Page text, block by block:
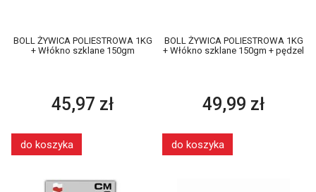
BOLL ŻYWICA POLIESTROWA 1KG
+ Włókno szklane 150gm
45,97 zł
do koszyka
BOLL ŻYWICA POLIESTROWA 1KG
+ Włókno szklane 150gm + pędzel
49,99 zł
do koszyka